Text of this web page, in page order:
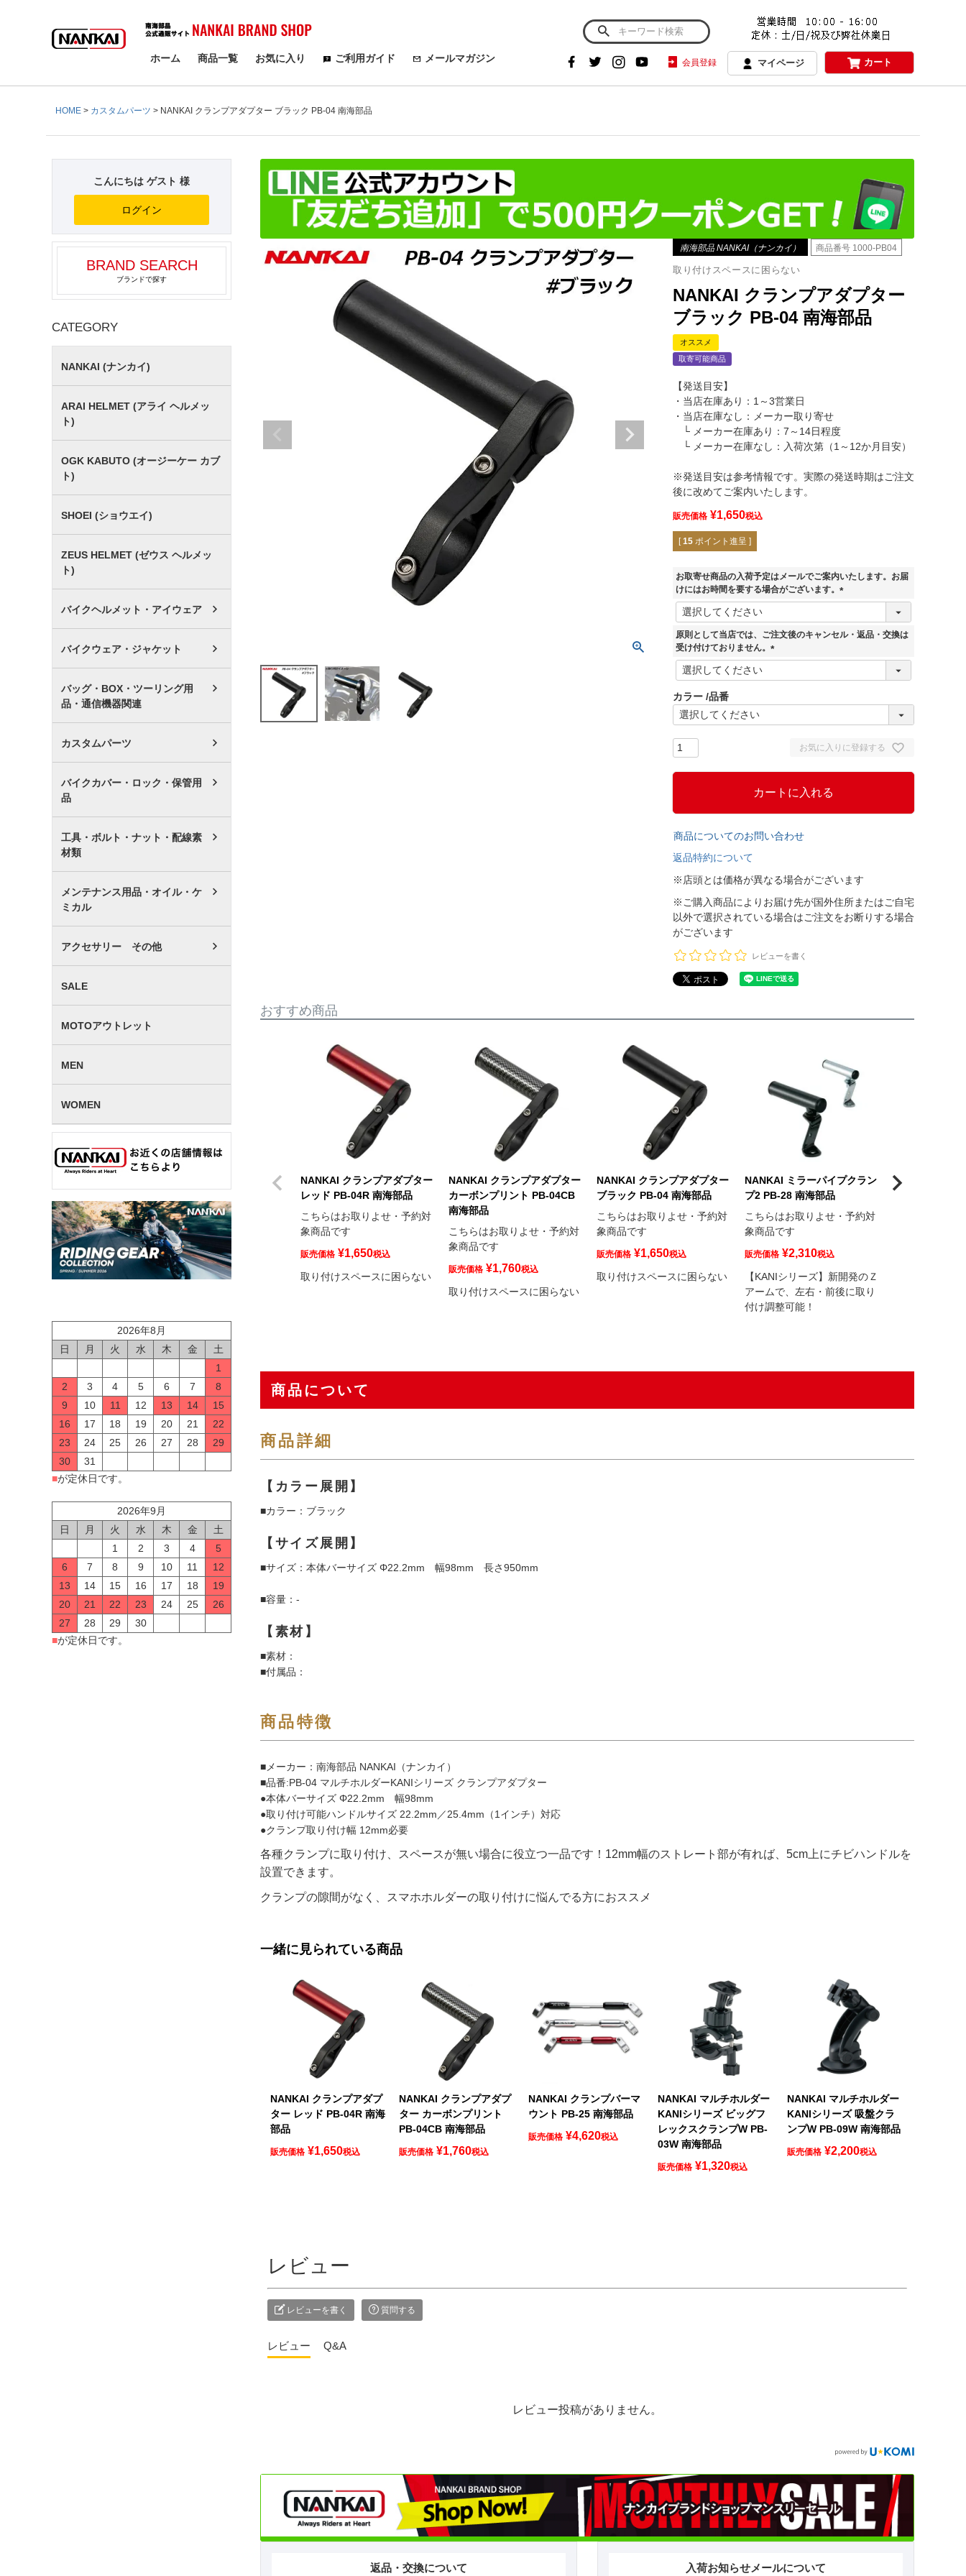
検索
ホーム 商品一覧 お気に入り ご利用ガイド メールマガジン 会員登録 マイページ カート
HOME カスタムパーツ NANKAI クランプアダプター ブラック PB-04 南海部品
こんにちは ゲスト 様
ログイン
BRAND SEARCH
ブランドで探す
CATEGORY
NANKAI (ナンカイ)
ARAI HELMET (アライ ヘルメッ
ト)
OGK KABUTO (オージーケー カブ
ト)
SHOEI (ショウエイ)
ZEUS HELMET (ゼウス ヘルメッ
ト)
バイクヘルメット・アイウェア
バイクウェア・ジャケット
バッグ・BOX・ツーリング用
品・通信機器関連
カスタムパーツ
バイクカバー・ロック・保管用
品
工具・ボルト・ナット・配線素
材類
メンテナンス用品・オイル・ケ
ミカル
アクセサリー その他
SALE
MOTOアウトレット
MEN
WOMEN
2026年8月
日
月 火 水 木 金
土
1
2
3 4 5 6 7
8
9
10 11 12 13 14
15
16
17 18 19 20 21
22
23
24 25 26 27 28
29
30
31
■が定休日です。
2026年9月
日
月 火 水 木 金
土
1
2 3 4
5
6
7 8 9 10 11
12
13
14 15 16 17 18
19
20
21 22 23 24 25
26
27
28 29
30
■が定休日です。
南海部品 NANKAI（ナンカイ） 商品番号 1000-PB04
取り付けスペースに困らない
NANKAI クランプアダプター
ブラック PB-04 南海部品
オススメ
取寄可能商品
【発送目安】
・当店在庫あり：1～3営業日
・当店在庫なし：メーカー取り寄せ
└ メーカー在庫あり：7～14日程度
└ メーカー在庫なし：入荷次第（1～12か月目安）
※発送目安は参考情報です。実際の発送時期はご注文
後に改めてご案内いたします。
販売価格 ¥1,650税込
[ 15 ポイント進呈 ]
お取寄せ商品の入荷予定はメールでご案内いたします。お届
けにはお時間を要する場合がございます。
(
須
原則として当店では、ご注文後のキャンセル・返品・交換は
受け付けておりません。
(
)
カラー 品番
お気に入りに登録する
カートに入れる
商品についてのお問い合わせ
返品特約について
※店頭とは価格が異なる場合がございます
※ご購入商品によりお届け先が国外住所またはご自宅
以外で選択されている場合はご注文をお断りする場合
がございます
レビューを書く
おすすめ商品
NANKAI クランプアダプター
レッド PB-04R 南海部品
こちらはお取りよせ・予約対
象商品です
販売価格 ¥1,650税込
取り付けスペースに困らない
NANKAI クランプアダプター
カーボンプリント PB-04CB
南海部品
こちらはお取りよせ・予約対
象商品です
販売価格 ¥1,760税込
取り付けスペースに困らない
NANKAI クランプアダプター
ブラック PB-04 南海部品
こちらはお取りよせ・予約対
象商品です
販売価格 ¥1,650税込
取り付けスペースに困らない
NANKAI ミラーパイプクラン
プ2 PB-28 南海部品
こちらはお取りよせ・予約対
象商品です
販売価格 ¥2,310税込
【KANIシリーズ】新開発のＺ
アームで、左右・前後に取り
付け調整可能！
【在庫限り】
商品について
商品詳細
【カラー展開】
■カラー：ブラック
【サイズ展開】
■サイズ：本体バーサイズ Φ22.2mm 幅98mm 長さ950mm
■容量：-
【素材】
■素材：
■付属品：
商品特徴
■メーカー：南海部品 NANKAI（ナンカイ）
■品番:PB-04 マルチホルダーKANIシリーズ クランプアダプター
●本体バーサイズ Φ22.2mm 幅98mm
●取り付け可能ハンドルサイズ 22.2mm／25.4mm（1インチ）対応
●クランプ取り付け幅 12mm必要
各種クランプに取り付け、スペースが無い場合に役立つ一品です！12mm幅のストレート部が有れば、5cm上にチビハンドルを
設置できます。
クランプの隙間がなく、スマホホルダーの取り付けに悩んでる方におススメ
一緒に見られている商品
NANKAI クランプアダプ
ター レッド PB-04R 南海
部品
販売価格 ¥1,650税込
NANKAI クランプアダプ
ター カーボンプリント
PB-04CB 南海部品
販売価格 ¥1,760税込
NANKAI クランプバーマ
ウント PB-25 南海部品
販売価格 ¥4,620税込
NANKAI マルチホルダー
KANIシリーズ ビッグフ
レックスクランプW PB-
03W 南海部品
販売価格 ¥1,320税込
NANKAI マルチホルダー
KANIシリーズ 吸盤クラ
ンプW PB-09W 南海部品
販売価格 ¥2,200税込
レビュー
レビューを書く 質問する
レビュー Q&A
レビュー投稿がありません。
返品・交換について 入荷お知らせメールについて